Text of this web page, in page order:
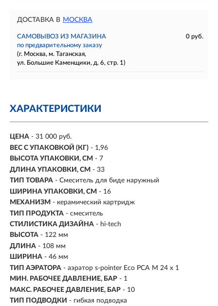
ДОСТАВКА В МОСКВА
САМОВЫВОЗ ИЗ МАГАЗИНА
0 руб.
по предварительному заказу
(г. Москва, м. Таганская,
ул. Большие Каменщики, д. 6, стр. 1)
ХАРАКТЕРИСТИКИ
ЦЕНА - 31 000 руб.
ВЕС С УПАКОВКОЙ (КГ) - 1,96
ВЫСОТА УПАКОВКИ, СМ - 7
ДЛИНА УПАКОВКИ, СМ - 33
ТИП ТОВАРА - Смеситель для биде наружный
ШИРИНА УПАКОВКИ, СМ - 16
МЕХАНИЗМ - керамический картридж
ТИП ПРОДУКТА - смеситель
СТИЛИСТИКА ДИЗАЙНА - hi-tech
ВЫСОТА - 122 мм
ДЛИНА - 108 мм
ШИРИНА - 46 мм
ТИП АЭРАТОРА - аэратор s-pointer Eco PCA М 24 х 1
МИН. РАБОЧЕЕ ДАВЛЕНИЕ, БАР - 1
МАКС. РАБОЧЕЕ ДАВЛЕНИЕ, БАР - 10
ТИП ПОДВОДКИ - гибкая подводка